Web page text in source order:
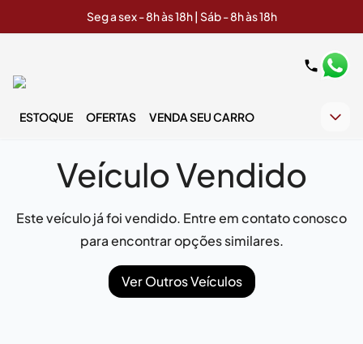
Seg a sex - 8h às 18h | Sáb - 8h às 18h
ESTOQUE OFERTAS VENDA SEU CARRO
Veículo Vendido
Este veículo já foi vendido. Entre em contato conosco
para encontrar opções similares.
Ver Outros Veículos